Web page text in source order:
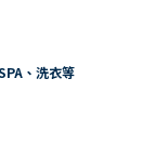
、洗衣等